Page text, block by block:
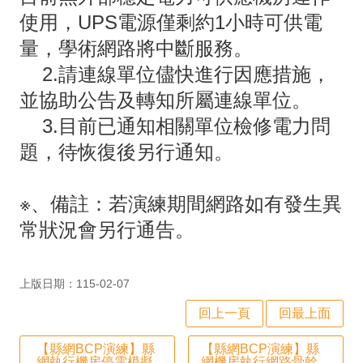
校
成
宣
導
區
首
使用，UPS電源僅剩約1小時可供電
量，學術網路將中斷服務。
2.請連線單位儘快進行因應措施，
並協助公告及轉知所屬連線單位。
3.目前已通知相關單位檢修電力問
題，待恢復後另行通知。
※、備註：若演練期間網路如有發生異
常狀況會另行通告。
上版日期：115-02-07
回上一頁 回最上面
【縣網BCP演練】縣
【縣網BCP演練】縣